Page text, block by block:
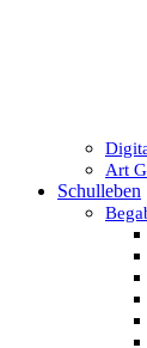
Art
Schulleben